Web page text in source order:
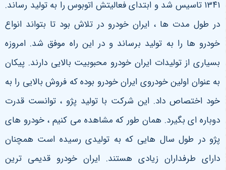
۱۳۴۱ تاسیس شد و ابتدای فعالیتش اتوبوس را به تولید رساند.
در طول مدت ها ، ایران خودرو در تلاش بود تا بتواند انواع
خودرو ها را به تولید برساند و در این راه موفق شد. امروزه
بسیاری از تولیدات ایران خودرو محبوبیت بالایی دارند. پیکان
به عنوان اولین خودروی ایران خودرو بوده که فروش بالایی را به
خود اختصاص داد. این شرکت با تولید پژو ، توانست قدرت
دوباره ای بگیرد. همان طور که مشاهده می کنیم ، خودرو های
پژو در طول سال هایی که به تولیدی رسیده است همچنان
دارای طرفداران زیادی هستند. ایران خودرو قدیمی ترین